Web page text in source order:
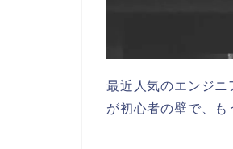
最近人気のエンジ
が初心者の壁で、も